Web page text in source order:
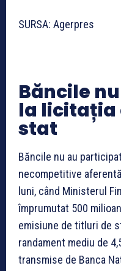
SURSA: Agerpres
Băncile
la licitația
stat
Băncile nu au
necompetitive
luni, când Ministerul
împrumutat 500
emisiune de titluri de
randament mediu de
transmise de Banca